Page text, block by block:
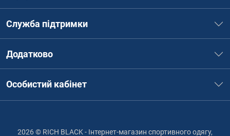
Служба підтримки
Додатково
Особистий кабінет
2026 © RICH BLACK - Інтернет-магазин спортивного одягу,